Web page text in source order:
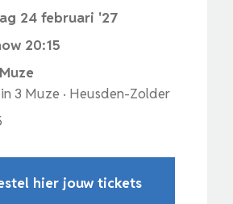
24 februari '27
20:15
3 Muze · Heusden-Zolder
hier jouw tickets